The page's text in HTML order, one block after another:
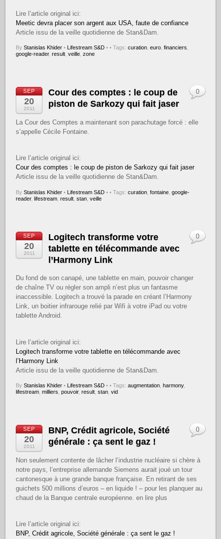
Lire l’article original ici:
Meetic devra placer son argent aux USA, faute de confiance
Article issu de la veille quotidienne de Stan&Dam.
ByStanislas Khider • Lifestream S&D • • Tags:curation ,euro ,financiers
google-reader,result ,veille ,zone
SEP
20
2011
Cour des comptes : le coup de
piston de Sarkozy qui fait jaser
La Cour des Comptes a maintenant son parachutage forcé : elle
s’appelle Cécile Fontaine.
Lire l’article original ici:
Cour des comptes : le coup de piston de Sarkozy qui fait jaser
Article issu de la veille quotidienne de Stan&Dam.
ByStanislas Khider • Lifestream S&D •
0
• Tags:curation ,fontaine ,google-
reader,lifestream ,result ,stan ,veille
SEP
20
2011
Logitech transforme votre
tablette en télécommande avec
l’Harmony Link
Du fond de son canapé, une tablette en main, pouvoir changer
de chaîne TV ou régler son ampli n’est plus un fantasme
inaccessible. Logitech a trouvé la parade en créant l’Harmony
Link, un boitier infrarouge relié par Wifi à votre iPad ou votre
tablette Android.
Lire l’article original ici:
Logitech transforme votre tablette en télécommande avec
l’Harmony Link
Article issu de la veille quotidienne de Stan&Dam.
ByStanislas Khider • Lifestream S&D •
0
• Tags:augmentation harmony,
lifestream ,milliers ,pouvoir,result ,stan ,vid
SEP
20
2011
BNP, Crédit agricole, Société
générale : ça sent le gaz !
Non seulement contente de lâcher l’industrie nucléaire si chère à
notre pays, l’entreprise allemande Siemens aurait joué un tour
cantonesque à une grande banque française. En retirant de ses
guichets 500 millions d’euros – en liquide ! – pour les planquer au
chaud de la Banque centrale européenne. en lire plus
Lire l’article original ici:
BNP, Crédit agricole, Société générale : ça sent le gaz !
0